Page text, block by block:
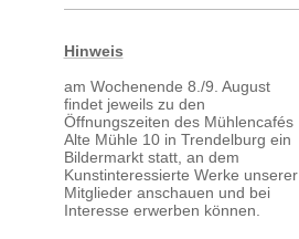
Hinweis
am Wochenende 8./9. August
findet jeweils zu den
Öffnungszeiten des Mühlencafés
Alte Mühle 10 in Trendelburg ein
Bildermarkt statt, an dem
Kunstinteressierte Werke unserer
Mitglieder anschauen und bei
Interesse erwerben können.